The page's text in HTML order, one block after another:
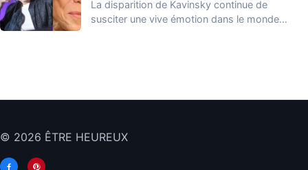
La disparition de Kavinsky continue de
susciter une vive émotion dans le monde
© 2026 ÊTRE HEUREUX